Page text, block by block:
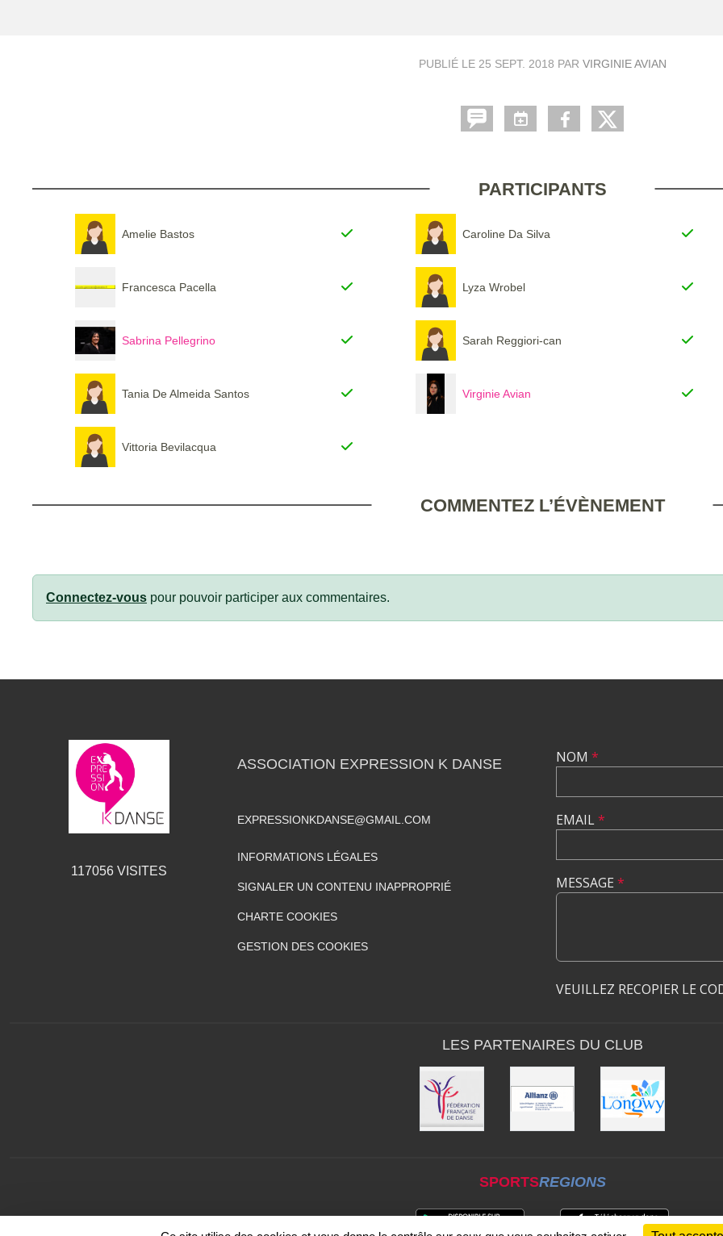
PUBLIÉ LE 25 SEPT. 2018 PAR VIRGINIE AVIAN
PARTICIPANTS
Amelie Bastos Caroline Da Silva
Francesca Pacella Lyza Wrobel
Sabrina Pellegrino Sarah Reggiori-can
Tania De Almeida Santos Virginie Avian
Vittoria Bevilacqua
COMMENTEZ L’ÉVÈNEMENT
Connectez-vous pour pouvoir participer aux commentaires.
117056VISITES
ASSOCIATION EXPRESSION K DANSE
EXPRESSIONKDANSE@GMAIL.COM
INFORMATIONS LÉGALES
SIGNALER UN CONTENU INAPPROPRIÉ
CHARTE COOKIES
GESTION DES COOKIES
NOM *
EMAIL*
MESSAGE *
VEUILLEZ RECOPIER LE
LES PARTENAIRES DU CLUB
SPORTSREGIONS